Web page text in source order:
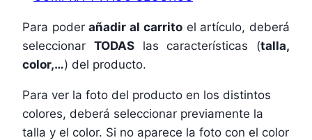
Para poderañadir al carritoel artículo, deberá
seleccionar TODASlas características (talla,
color,…) del producto.
Para ver la foto del producto en los distintos
colores, deberá seleccionar previamente la
talla y el color. Si no aparece la foto con el color